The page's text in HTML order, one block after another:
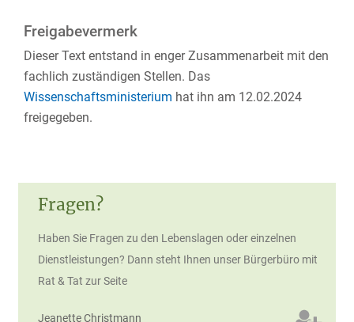
Fragen?
Haben Sie Fragen zu den Lebenslagen oder einzelnen
Dienstleistungen? Dann steht Ihnen unser Bürgerbüro mit
Rat & Tat zur Seite
JeanetteChristmann
Freigabevermerk
Dieser Text entstand in enger Zusammenarbeit mit den
fachlich zuständigen Stellen. Das
Wissenschaftsministerium hat ihn am 12.02.2024
freigegeben.